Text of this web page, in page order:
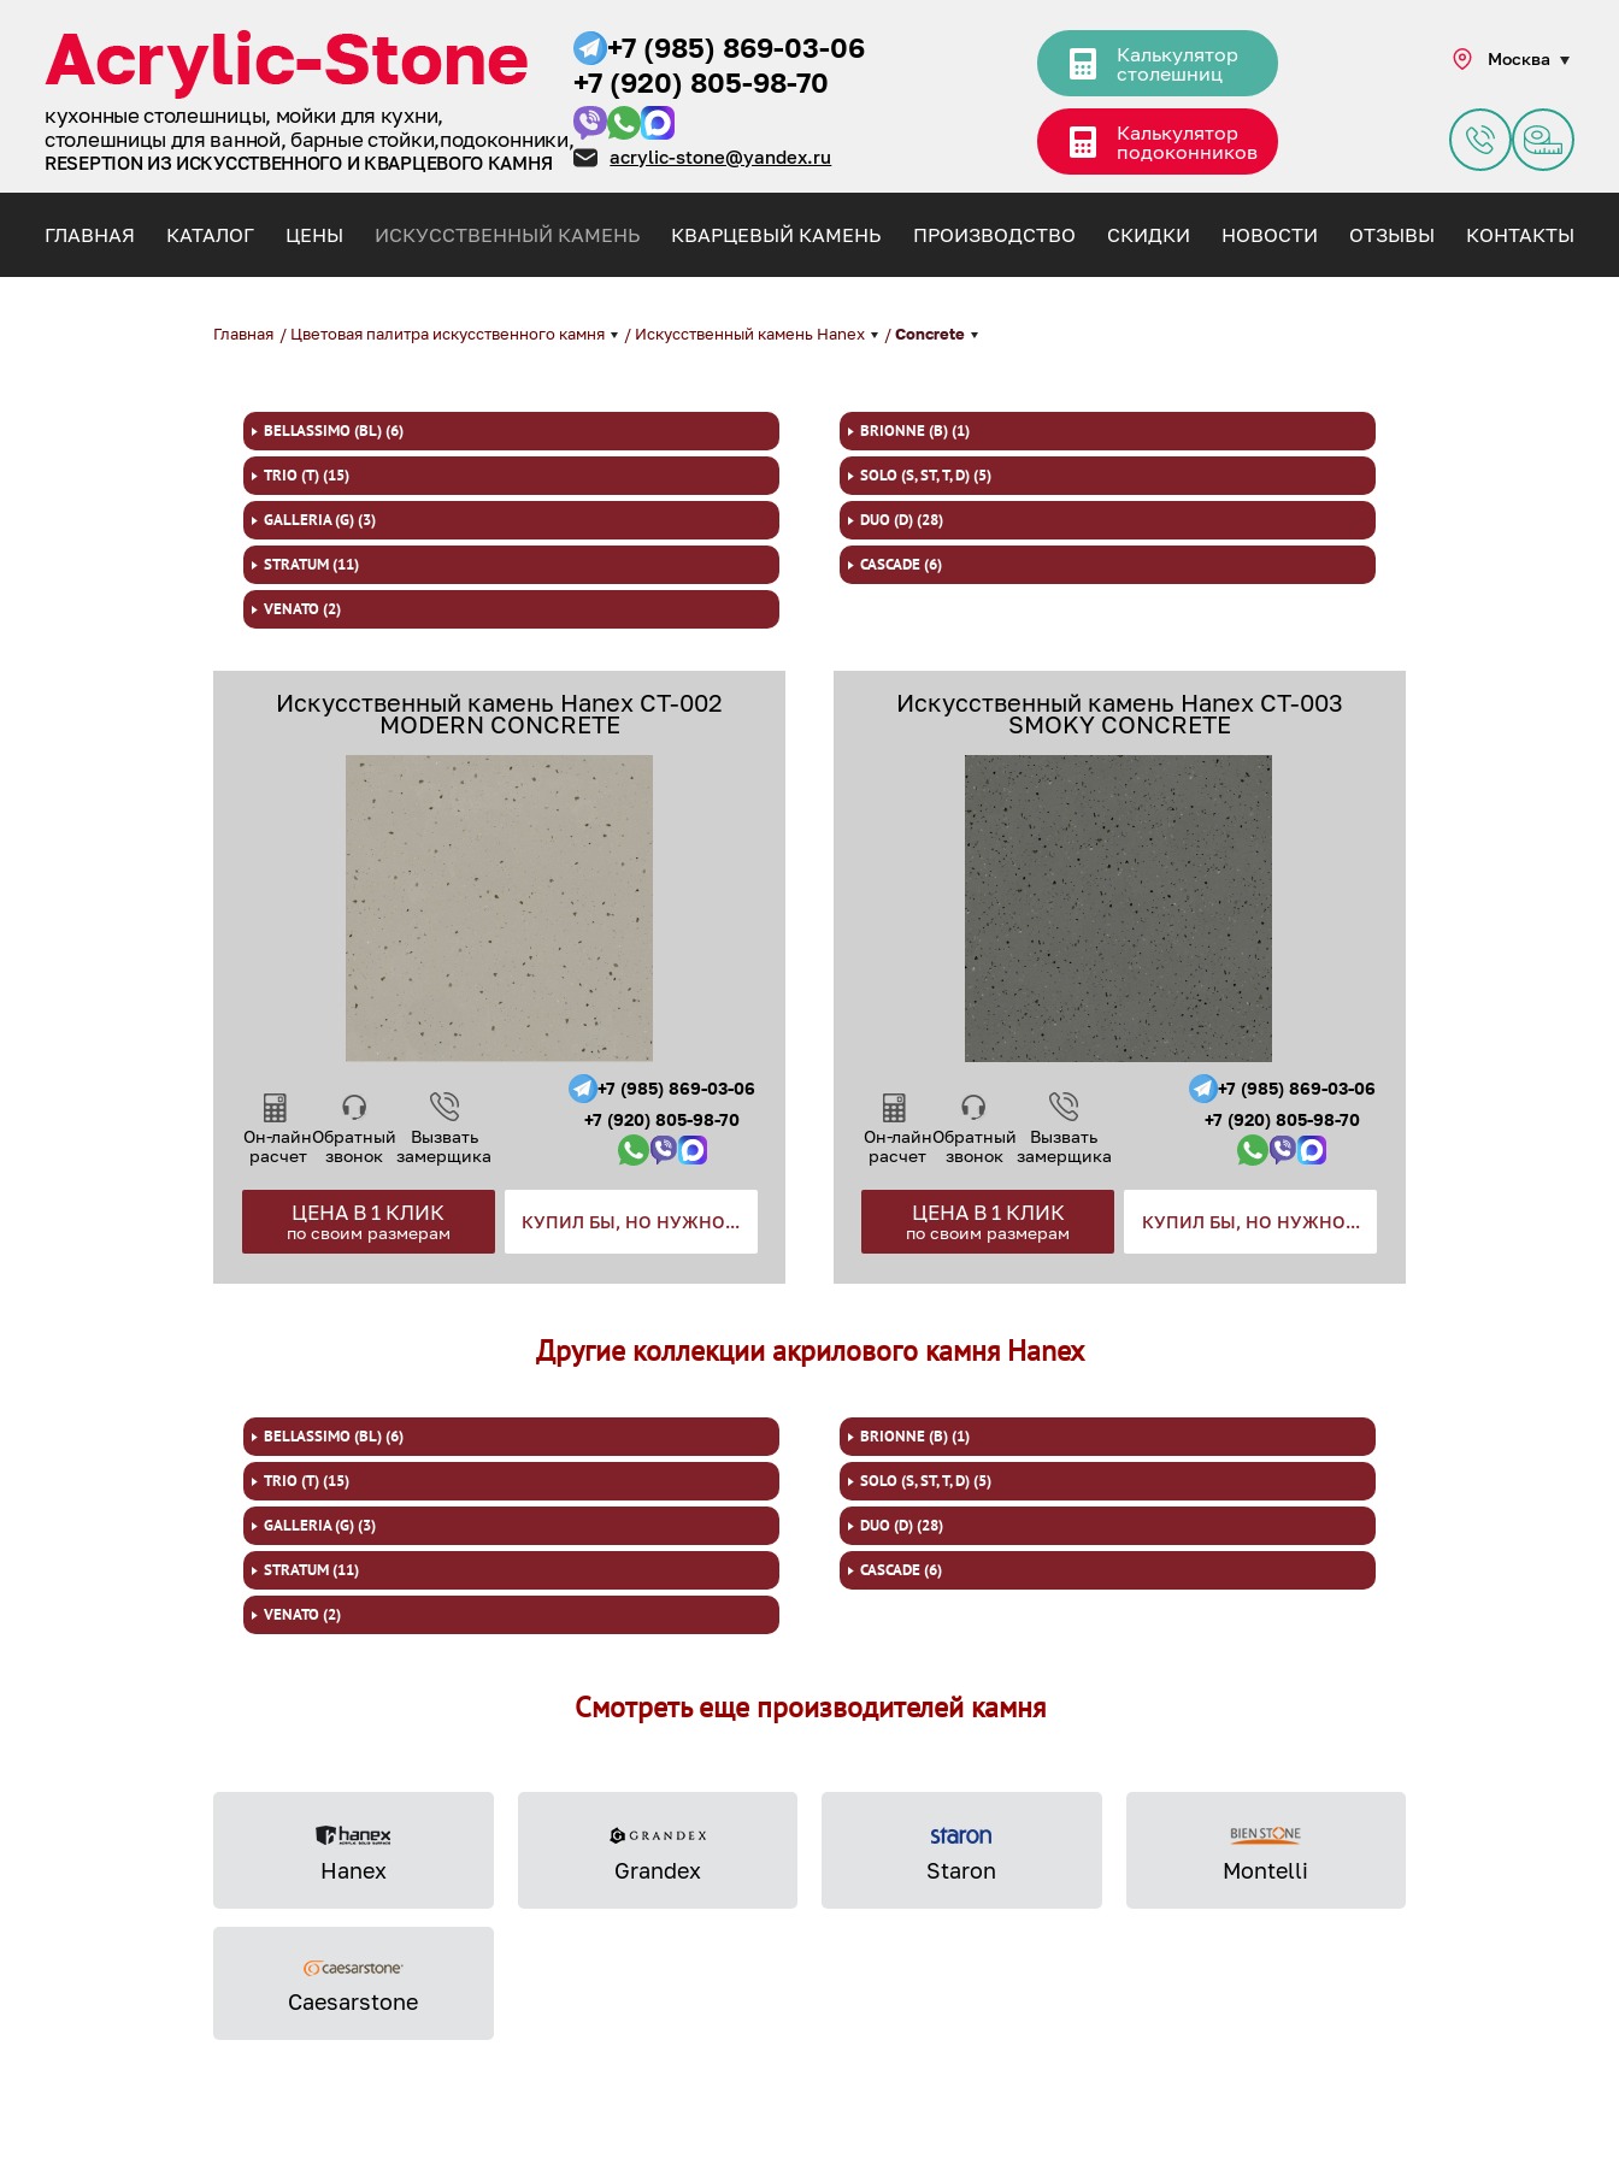
кухонные столешницы, мойки для кухни,
столешницы для ванной, барные стойки,подоконники,
RESEPTION ИЗ ИСКУССТВЕННОГО И КВАРЦЕВОГО КАМНЯ
+7 (985) 869-03-06
+7 (920) 805-98-70
acrylic-stone@yandex.ru
Калькулятор
столешниц
Калькулятор
подоконников
Москва
ГЛАВНАЯ КАТАЛОГ ЦЕНЫ ИСКУССТВЕННЫЙ КАМЕНЬ КВАРЦЕВЫЙ КАМЕНЬ ПРОИЗВОДСТВО СКИДКИ НОВОСТИ ОТЗЫВЫ КОНТАКТЫ
Главная / Цветовая палитра искусственного камня / Искусственный камень Hanex /Concrete
BELLASSIMO (BL) (6) BRIONNE (B) (1)
TRIO (T) (15) SOLO (S, ST, T, D) (5)
GALLERIA (G) (3) DUO (D) (28)
STRATUM (11) CASCADE (6)
VENATO (2)
Искусственный камень Hanex CT-002
MODERN CONCRETE
Он-лайн
расчет
Обратный
звонок
Вызвать
замерщика
+7 (985) 869-03-06
+7 (920) 805-98-70
ЦЕНА В 1 КЛИК
по своим размерам
КУПИЛ БЫ, НО НУЖНО...
Искусственный камень Hanex CT-003
SMOKY CONCRETE
Он-лайн
расчет
Обратный
звонок
Вызвать
замерщика
+7 (985) 869-03-06
+7 (920) 805-98-70
ЦЕНА В 1 КЛИК
по своим размерам
КУПИЛ БЫ, НО НУЖНО...
Другие коллекции акрилового камня Hanex
BELLASSIMO (BL) (6) BRIONNE (B) (1)
TRIO (T) (15) SOLO (S, ST, T, D) (5)
GALLERIA (G) (3) DUO (D) (28)
STRATUM (11) CASCADE (6)
VENATO (2)
Смотреть еще производителей камня
Hanex Grandex Staron Montelli
Caesarstone